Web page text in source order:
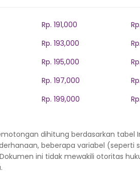
Rp. 191,000
Rp. 193,000
Rp. 195,000
Rp. 197,000
Rp. 199,000
dihitung berdasarkan tabel
beberapa variabel (seperti
ini tidak mewakili otoritas